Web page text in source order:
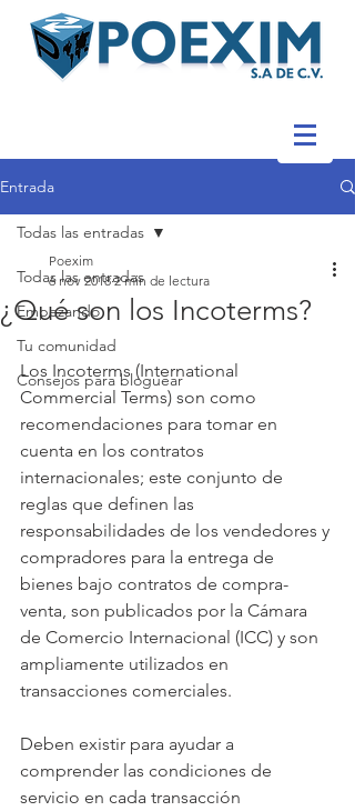
Entrada
Todas las entradas
Empezando
Tu comunidad
Consejos para bloguear
Todas las entradas
¿Qué son los Incoterms?
Poexim
6 nov 2018 2 min de lectura
Los Incoterms (International
Commercial Terms) son como
recomendaciones para tomar en
cuenta en los contratos
internacionales; este conjunto de
reglas que definen las
responsabilidades de los vendedores y
compradores para la entrega de
bienes bajo contratos de compra-
venta, son publicados por la Cámara
de Comercio Internacional (ICC) y son
ampliamente utilizados en
transacciones comerciales.
Deben existir para ayudar a
comprender las condiciones de
servicio en cada transacción